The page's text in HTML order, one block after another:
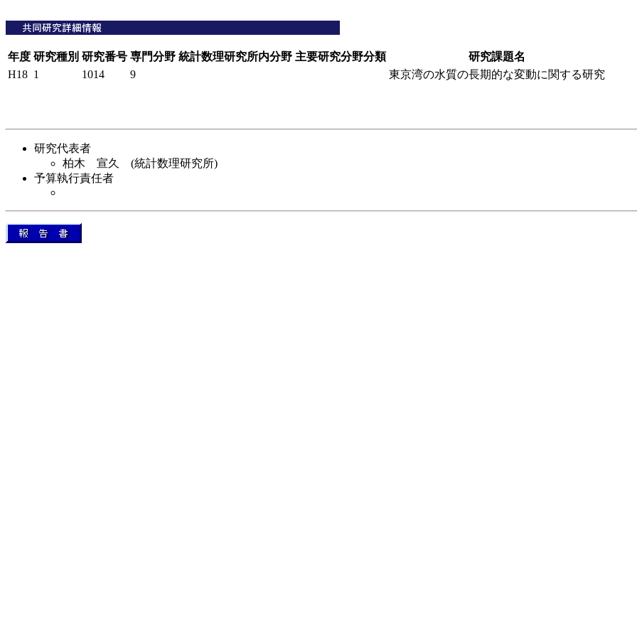
年度 研究種別 研究番号 専門分野 統計数理研究所内分野 主要研究分野分類
研究課題名
H18 1 1014 9 東京湾の水質の長期的な変動に関する研究
研究代表者
柏木 宣久 (統計数理研究所)
予算執行責任者